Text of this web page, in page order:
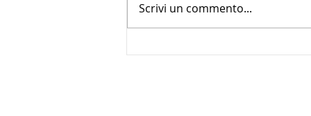
Scrivi un commento...